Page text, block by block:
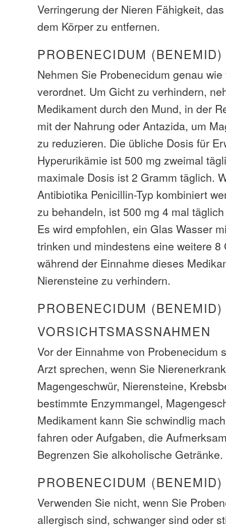
Verringerung der Nieren Fähigkeit,
dem Körper zu entfernen.
PROBENECIDUM
Nehmen Sie Probenecidum genau
verordnet. Um Gicht zu verhindern,
Medikament durch den Mund, in der
mit der Nahrung oder Antazida, um
zu reduzieren. Die übliche Dosis für
Hyperurikämie ist 500 mg zweimal
maximale Dosis ist 2 Gramm täglich.
Antibiotika Penicillin-Typ kombiniert
zu behandeln, ist 500 mg 4 mal
Es wird empfohlen, ein Glas Wasser
trinken und mindestens eine weitere 8
während der Einnahme dieses
Nierensteine ​​zu verhindern.
PROBENECIDUM (BENEMID)
VORSICHTSMASSNAHMEN
Vor der Einnahme von Probenecidum
Arzt sprechen, wenn Sie
Magengeschwür, Nierensteine,
bestimmte Enzymmangel,
Medikament kann Sie schwindlig
fahren oder Aufgaben, die
Begrenzen Sie alkoholische Getränke.
PROBENECIDUM
Verwenden Sie nicht, wenn Sie
allergisch sind, schwanger sind oder